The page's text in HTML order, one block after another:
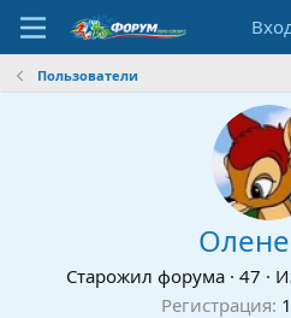
Пользователи
Старожил форума · 47 ·
Регистрация